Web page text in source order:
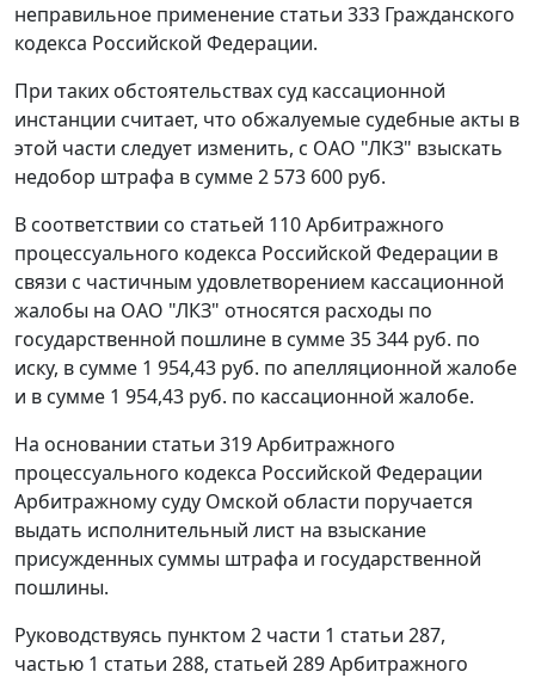
неправильное применение статьи 333 Гражданского
кодекса Российской Федерации.
При таких обстоятельствах суд кассационной
инстанции считает, что обжалуемые судебные акты в
этой части следует изменить, с ОАО "ЛКЗ" взыскать
недобор штрафа в сумме 2 573 600 руб.
В соответствии со статьей 110Арбитражного
процессуального кодекса Российской Федерации в
связи с частичным удовлетворением кассационной
жалобы на ОАО "ЛКЗ" относятся расходы по
государственной пошлине в сумме 35 344 руб. по
иску, в сумме 1 954,43 руб. по апелляционной жалобе
и в сумме 1 954,43 руб. по кассационной жалобе.
На основании статьи 319Арбитражного
процессуального кодекса Российской Федерации
Арбитражному суду Омской области поручается
выдать исполнительный лист на взыскание
присужденных суммы штрафа и государственной
пошлины.
Руководствуясь пунктом 2 части 1 статьи 287,
частью 1 статьи 288, статьей 289Арбитражного